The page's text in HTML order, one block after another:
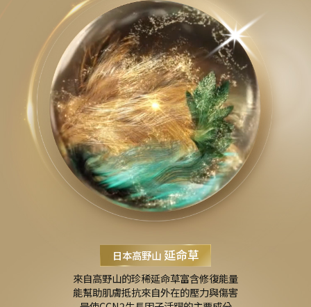
日本高野山延命草
來自高野山的珍稀延命草富含修復能量
能幫助肌膚抵抗來自外在的壓力與傷害